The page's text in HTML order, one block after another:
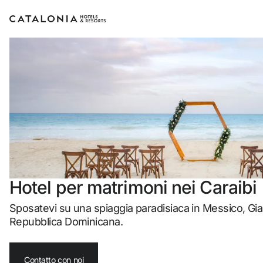
Accedi al tuo account
LOGIN
Hai dimenticato la password?
o usa una di queste opzioni
Hotel per matrimoni nei Caraibi
Sposatevi su una spiaggia paradisiaca in Messico,
Repubblica Dominicana.
Contatto con noi